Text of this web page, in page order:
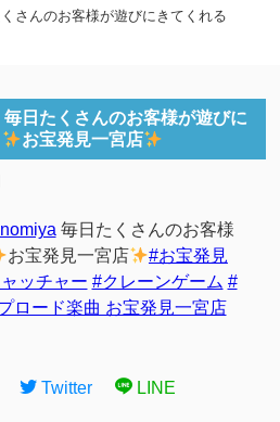
さんのお客様が遊びにきてくれる
日たくさんのお客様が遊びに
お宝発見一宮店
毎日たくさんのお客様
お宝発見一宮店
#お宝発見
ッチャー #クレーンゲーム #
ロード楽曲 お宝発見一宮店
Twitter LINE